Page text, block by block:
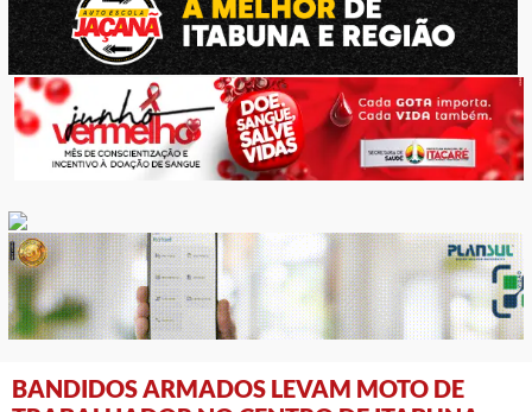
BANDIDOS ARMADOS LEVAM MOTO DE